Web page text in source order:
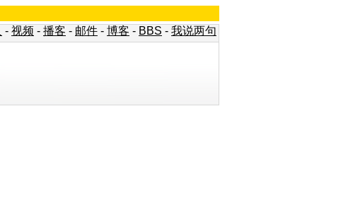
- 视频 - 播客 - 邮件 - 博客 - BBS - 我说两句